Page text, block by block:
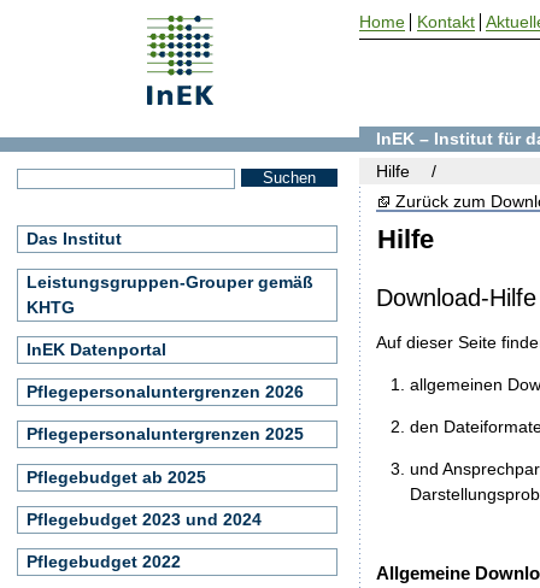
Hilfe
Zurück zum
Download-Hilfe
Auf dieser Seite
allgemeinen
den
und
Allgemeine
InEK – Institut für
Hilfe
Das Institut
Leistungsgruppen-Grouper gemäß
KHTG
InEK Datenportal
Pflegepersonaluntergrenzen 2026
Pflegepersonaluntergrenzen 2025
Pflegebudget ab 2025
Pflegebudget 2023 und 2024
Pflegebudget 2022
Home Kontakt